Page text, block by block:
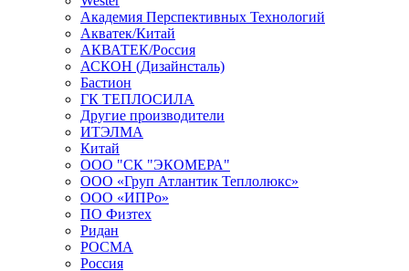
Академия Перспективных Технологий
Акватек/Китай
АКВАТЕК/Россия
АСКОН (Дизайнсталь)
Бастион
ГК ТЕПЛОСИЛА
Другие производители
ИТЭЛМА
Китай
ООО "СК "ЭКОМЕРА"
ООО «Груп Атлантик Теплолюкс»
ООО «ИПРо»
ПО Физтех
Ридан
РОСМА
Россия